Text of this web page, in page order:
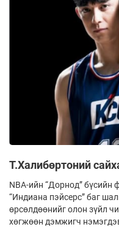
Т.Халибөртоний
NBA-ийн “Дорнод” бүсийн
“Индиана пэйсерс” баг
өрсөлдөөнийг олон зүйл
хөгжөөн дэмжигч